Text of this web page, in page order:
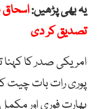
یہ بھی پڑھیں:
تصدیق کر دی
امریکی صدر کا
پوری رات بات چیت
بھارت فوری اور